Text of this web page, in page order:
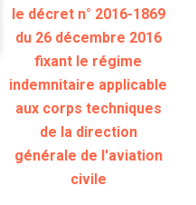
le décret n° 2016-1869
du 26 décembre 2016
fixant le régime
indemnitaire applicable
aux corps techniques
de la direction
générale de l'aviation
civile